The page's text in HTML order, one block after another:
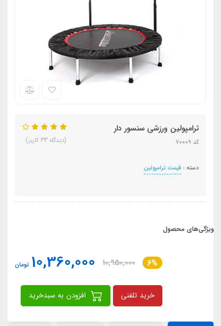
ترامپولین ورزشی سنسور دار
کد ۷۰۰۰۹
دسته : قیمت ترامپولین
(دیدگاه 33 کاربر)
ویژگی‌های محصول
6%
10,950,000
10,360,000 تومان
خرید تلفنی